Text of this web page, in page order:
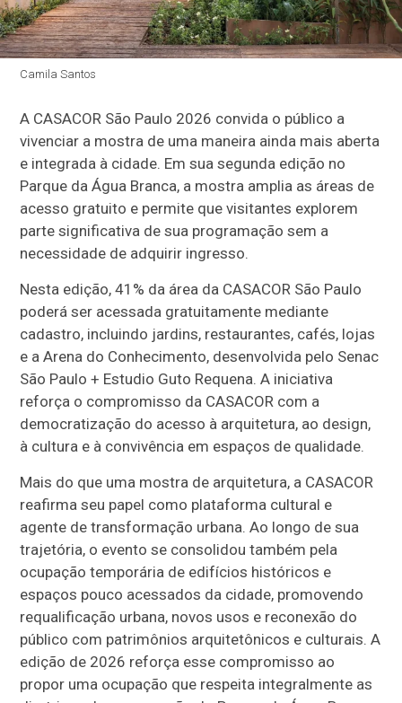
Camila Santos
A CASACOR São Paulo 2026 convida o público a
vivenciar a mostra de uma maneira ainda mais aberta
e integrada à cidade. Em sua segunda edição no
Parque da Água Branca, a mostra amplia as áreas de
acesso gratuito e permite que visitantes explorem
parte significativa de sua programação sem a
necessidade de adquirir ingresso.
Nesta edição, 41% da área da CASACOR São Paulo
poderá ser acessada gratuitamente mediante
cadastro, incluindo jardins, restaurantes, cafés, lojas
e a Arena do Conhecimento, desenvolvida pelo Senac
São Paulo + Estudio Guto Requena. A iniciativa
reforça o compromisso da CASACOR com a
democratização do acesso à arquitetura, ao design,
à cultura e à convivência em espaços de qualidade.
Mais do que uma mostra de arquitetura, a CASACOR
reafirma seu papel como plataforma cultural e
agente de transformação urbana. Ao longo de sua
trajetória, o evento se consolidou também pela
ocupação temporária de edifícios históricos e
espaços pouco acessados da cidade, promovendo
requalificação urbana, novos usos e reconexão do
público com patrimônios arquitetônicos e culturais. A
edição de 2026 reforça esse compromisso ao
propor uma ocupação que respeita integralmente as